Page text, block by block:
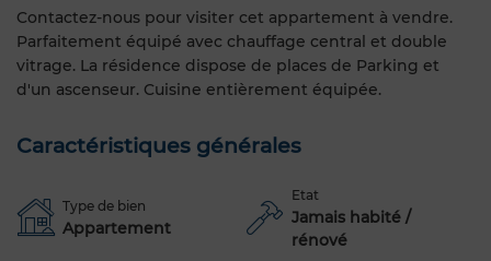
Contactez-nous pour visiter cet appartement à vendre.
Parfaitement équipé avec chauffage central et double
vitrage. La résidence dispose de places de Parking et
d'un ascenseur. Cuisine entièrement équipée.
Caractéristiques générales
Type de bien
Appartement
Etat
Jamais habité /
rénové